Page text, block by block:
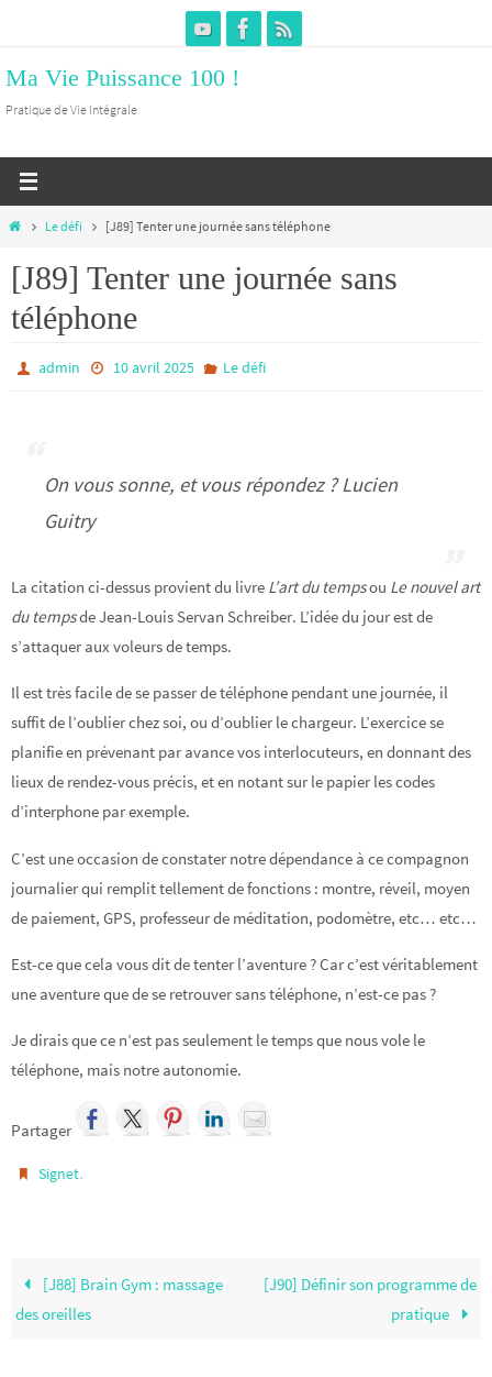
le
contenu
Ma Vie Puissance 100 !
Pratique de Vie Intégrale
HomeLe défi [J89] Tenter une journée sans téléphone
[J89] Tenter une journée sans
téléphone
admin 10 avril 2025 Le défi
On vous sonne, et vous répondez ? Lucien
Guitry
La citation ci-dessus provient du livre L’art du tempsou Le nouvel art
du tempsde Jean-Louis Servan Schreiber. L’idée du jour est de
s’attaquer aux voleurs de temps.
Il est très facile de se passer de téléphone pendant une journée, il
suffit de l’oublier chez soi, ou d’oublier le chargeur. L’exercice se
planifie en prévenant par avance vos interlocuteurs, en donnant des
lieux de rendez-vous précis, et en notant sur le papier les codes
d’interphone par exemple.
C’est une occasion de constater notre dépendance à ce compagnon
journalier qui remplit tellement de fonctions : montre, réveil, moyen
de paiement, GPS, professeur de méditation, podomètre, etc… etc…
Est-ce que cela vous dit de tenter l’aventure ? Car c’est véritablement
une aventure que de se retrouver sans téléphone, n’est-ce pas ?
Je dirais que ce n’est pas seulement le temps que nous vole le
téléphone, mais notre autonomie.
Partager
Signet.
[J88] Brain Gym : massage
des oreilles
[J90] Définir son programme de
pratique